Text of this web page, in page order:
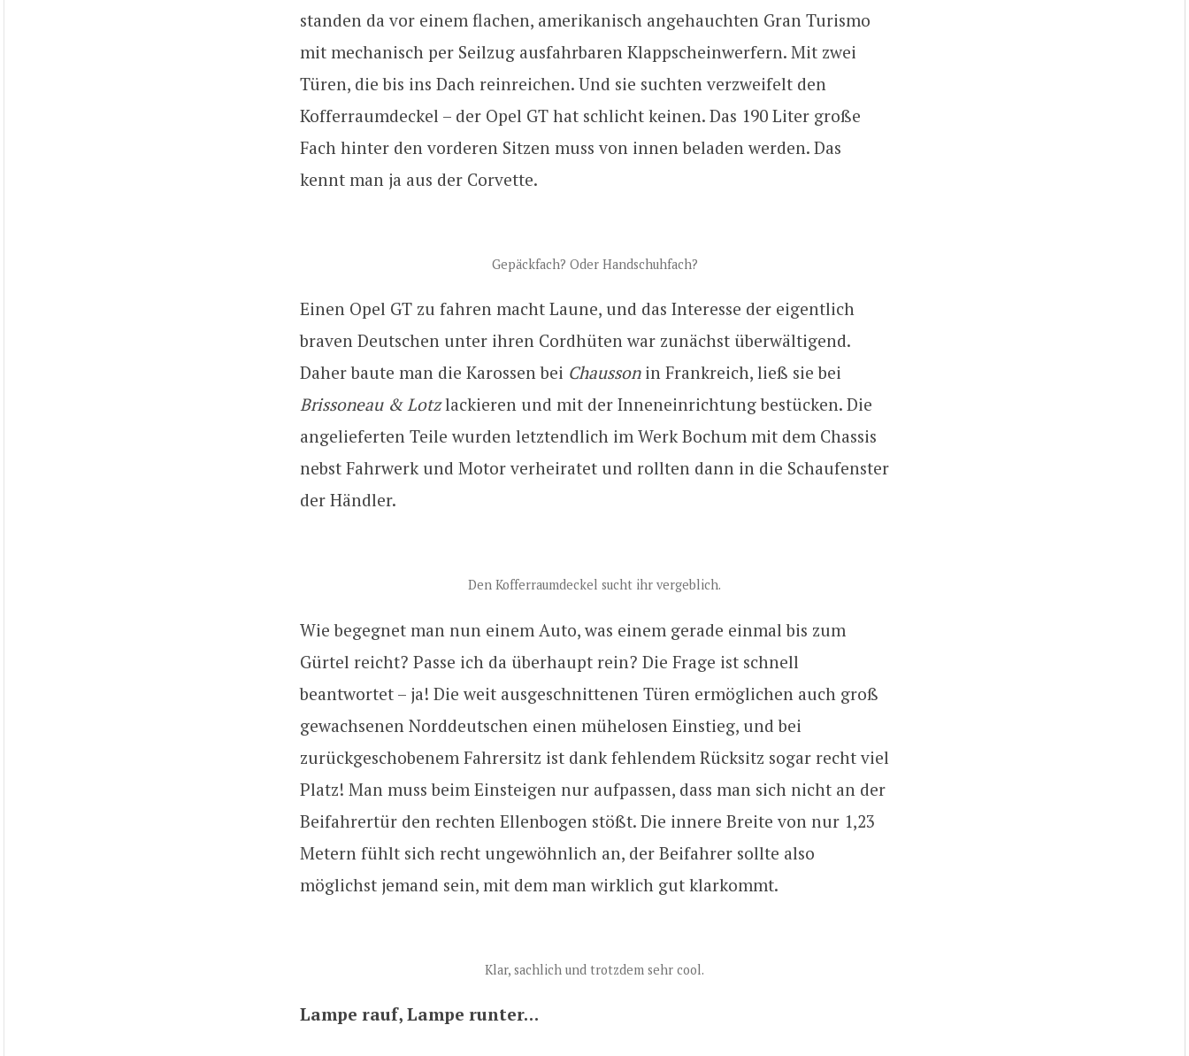
standen da vor einem flachen, amerikanisch angehauchten Gran Turismo
mit mechanisch per Seilzug ausfahrbaren Klappscheinwerfern. Mit zwei
Türen, die bis ins Dach reinreichen. Und sie suchten verzweifelt den
Kofferraumdeckel – der Opel GT hat schlicht keinen. Das 190 Liter große
Fach hinter den vorderen Sitzen muss von innen beladen werden. Das
kennt man ja aus der Corvette.
Gepäckfach? Oder Handschuhfach?
Einen Opel GT zu fahren macht Laune, und das Interesse der eigentlich
braven Deutschen unter ihren Cordhüten war zunächst überwältigend.
Daher baute man die Karossen bei Chaussonin Frankreich, ließ sie bei
Brissoneau & Lotzlackieren und mit der Inneneinrichtung bestücken. Die
angelieferten Teile wurden letztendlich im Werk Bochum mit dem Chassis
nebst Fahrwerk und Motor verheiratet und rollten dann in die Schaufenster
der Händler.
Den Kofferraumdeckel sucht ihr vergeblich.
Wie begegnet man nun einem Auto, was einem gerade einmal bis zum
Gürtel reicht? Passe ich da überhaupt rein? Die Frage ist schnell
beantwortet – ja! Die weit ausgeschnittenen Türen ermöglichen auch groß
gewachsenen Norddeutschen einen mühelosen Einstieg, und bei
zurückgeschobenem Fahrersitz ist dank fehlendem Rücksitz sogar recht viel
Platz! Man muss beim Einsteigen nur aufpassen, dass man sich nicht an der
Beifahrertür den rechten Ellenbogen stößt. Die innere Breite von nur 1,23
Metern fühlt sich recht ungewöhnlich an, der Beifahrer sollte also
möglichst jemand sein, mit dem man wirklich gut klarkommt.
Klar, sachlich und trotzdem sehr cool.
Lampe rauf, Lampe runter…